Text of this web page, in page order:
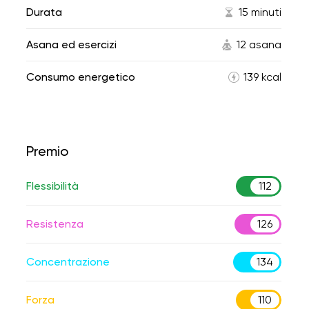
Durata 15 minuti
Asana ed esercizi 12 asana
Consumo energetico 139 kcal
Premio
Flessibilità 112
Resistenza 126
Concentrazione 134
Forza 110